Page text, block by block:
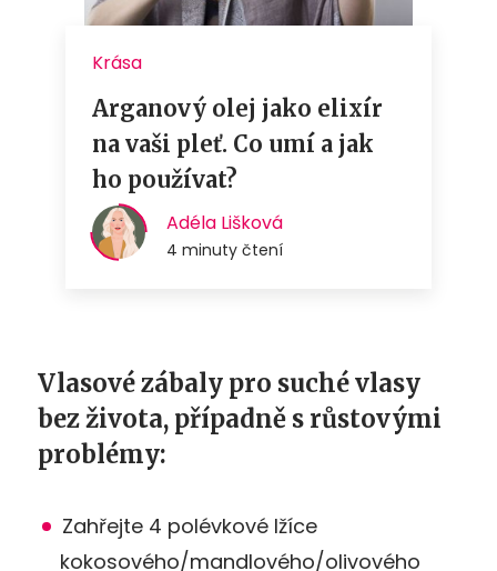
Vlasové zábaly pro suché vlasy
bez života, případně s růstovými
problémy:
Zahřejte 4 polévkové lžíce
kokosového/mandlového/olivového